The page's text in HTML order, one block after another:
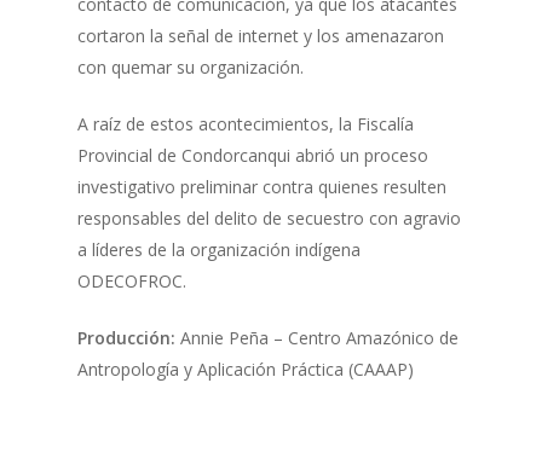
cortaron la señal de internet y los amenazaron
con quemar su organización.
A raíz de estos acontecimientos, la Fiscalía
Provincial de Condorcanqui abrió un proceso
investigativo preliminar contra quienes resulten
responsables del delito de secuestro con agravio
a líderes de la organización indígena
ODECOFROC.
Producción: Annie Peña – Centro Amazónico de
Antropología y Aplicación Práctica (CAAAP)